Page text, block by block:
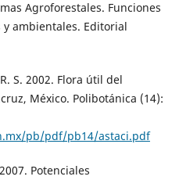
Agroforestales. Funciones
ambientales. Editorial
S. 2002. Flora útil del
México. Polibotánica (14):
pb/pdf/pb14/astaci.pdf
Potenciales